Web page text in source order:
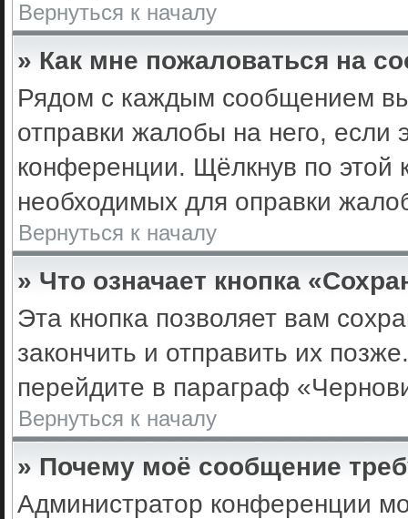
Вернуться к началу
» Как мне пожаловаться на
Рядом с каждым сообщением вы
отправки жалобы на него,
конференции. Щёлкнув по этой
необходимых для оправки
Вернуться к началу
» Что означает кнопка
Эта кнопка позволяет вам
закончить и отправить их
перейдите в параграф
Вернуться к началу
» Почему моё сообщение
Администратор конференции